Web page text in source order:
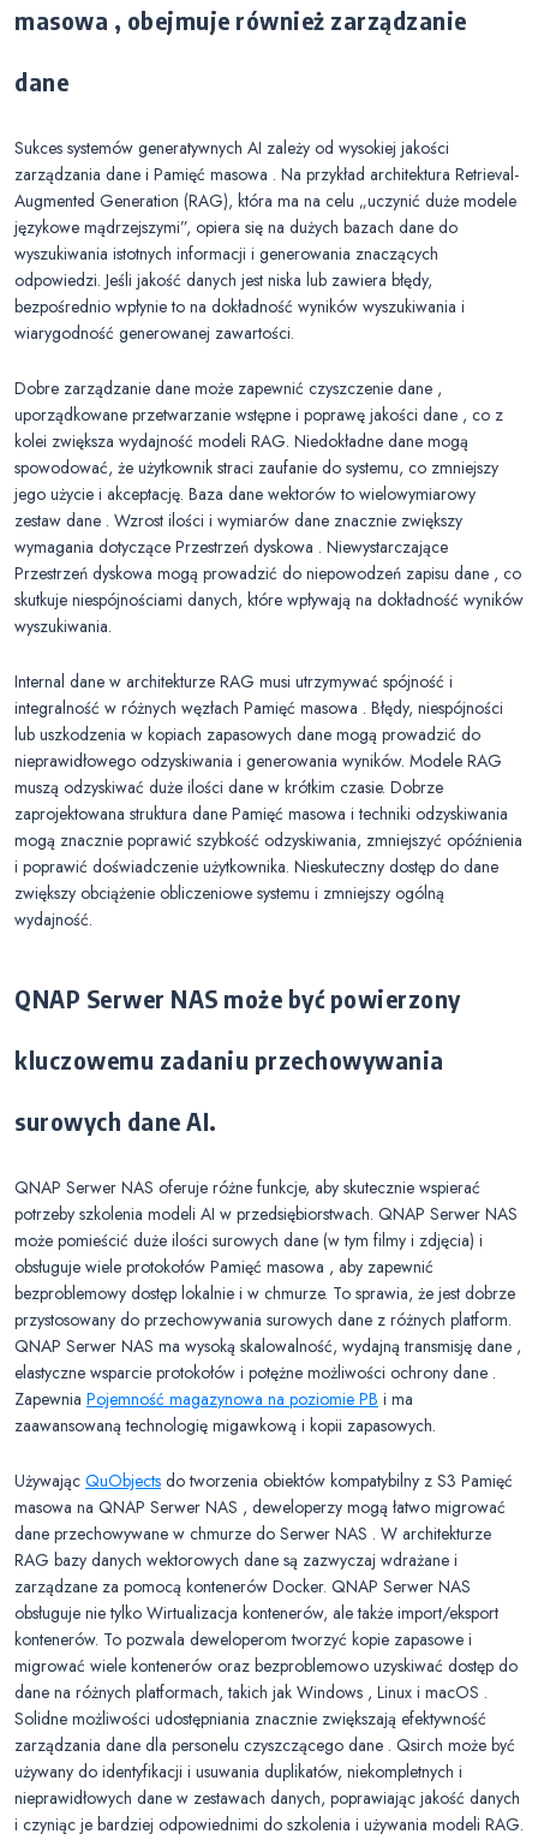
masowa , obejmuje również zarządzanie
dane
Sukces systemów generatywnych AI zależy od wysokiej jakości
zarządzania dane i Pamięć masowa . Na przykład architektura Retrieval-
Augmented Generation (RAG), która ma na celu „uczynić duże modele
językowe mądrzejszymi”, opiera się na dużych bazach dane do
wyszukiwania istotnych informacji i generowania znaczących
odpowiedzi. Jeśli jakość danych jest niska lub zawiera błędy,
bezpośrednio wpłynie to na dokładność wyników wyszukiwania i
wiarygodność generowanej zawartości.
Dobre zarządzanie dane może zapewnić czyszczenie dane ,
uporządkowane przetwarzanie wstępne i poprawę jakości dane , co z
kolei zwiększa wydajność modeli RAG. Niedokładne dane mogą
spowodować, że użytkownik straci zaufanie do systemu, co zmniejszy
jego użycie i akceptację. Baza dane wektorów to wielowymiarowy
zestaw dane . Wzrost ilości i wymiarów dane znacznie zwiększy
wymagania dotyczące Przestrzeń dyskowa . Niewystarczające
Przestrzeń dyskowa mogą prowadzić do niepowodzeń zapisu dane , co
skutkuje niespójnościami danych, które wpływają na dokładność wyników
wyszukiwania.
Internal dane w architekturze RAG musi utrzymywać spójność i
integralność w różnych węzłach Pamięć masowa . Błędy, niespójności
lub uszkodzenia w kopiach zapasowych dane mogą prowadzić do
nieprawidłowego odzyskiwania i generowania wyników. Modele RAG
muszą odzyskiwać duże ilości dane w krótkim czasie. Dobrze
zaprojektowana struktura dane Pamięć masowa i techniki odzyskiwania
mogą znacznie poprawić szybkość odzyskiwania, zmniejszyć opóźnienia
i poprawić doświadczenie użytkownika. Nieskuteczny dostęp do dane
zwiększy obciążenie obliczeniowe systemu i zmniejszy ogólną
wydajność.
QNAP Serwer NAS może być powierzony
kluczowemu zadaniu przechowywania
surowych dane AI.
QNAP Serwer NAS oferuje różne funkcje, aby skutecznie wspierać
potrzeby szkolenia modeli AI w przedsiębiorstwach. QNAP Serwer NAS
może pomieścić duże ilości surowych dane (w tym filmy i zdjęcia) i
obsługuje wiele protokołów Pamięć masowa , aby zapewnić
bezproblemowy dostęp lokalnie i w chmurze. To sprawia, że jest dobrze
przystosowany do przechowywania surowych dane z różnych platform.
QNAP Serwer NAS ma wysoką skalowalność, wydajną transmisję dane ,
elastyczne wsparcie protokołów i potężne możliwości ochrony dane .
Zapewnia Pojemność magazynowa na poziomie PB i ma
zaawansowaną technologię migawkową i kopii zapasowych.
Używając QuObjects do tworzenia obiektów kompatybilny z S3 Pamięć
masowa na QNAP Serwer NAS , deweloperzy mogą łatwo migrować
dane przechowywane w chmurze do Serwer NAS . W architekturze
RAG bazy danych wektorowych dane są zazwyczaj wdrażane i
zarządzane za pomocą kontenerów Docker. QNAP Serwer NAS
obsługuje nie tylko Wirtualizacja kontenerów, ale także import/eksport
kontenerów. To pozwala deweloperom tworzyć kopie zapasowe i
migrować wiele kontenerów oraz bezproblemowo uzyskiwać dostęp do
dane na różnych platformach, takich jak Windows , Linux i macOS .
Solidne możliwości udostępniania znacznie zwiększają efektywność
zarządzania dane dla personelu czyszczącego dane . Qsirch może być
używany do identyfikacji i usuwania duplikatów, niekompletnych i
nieprawidłowych dane w zestawach danych, poprawiając jakość danych
i czyniąc je bardziej odpowiednimi do szkolenia i używania modeli RAG.